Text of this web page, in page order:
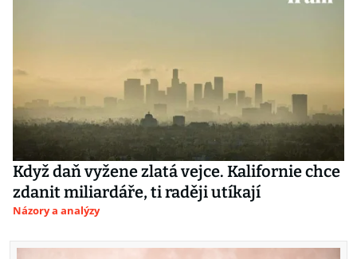
Když daň vyžene zlatá vejce. Kalifornie chce
zdanit miliardáře, ti raději utíkají
Názory a analýzy